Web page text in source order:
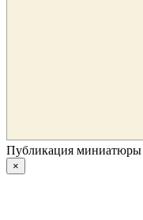
Публикация миниатюры
×